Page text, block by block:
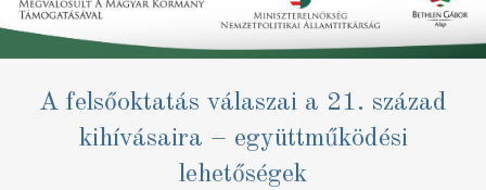
A felsőoktatás válaszai a 21. század
kihívásaira – együttműködési
lehetőségek